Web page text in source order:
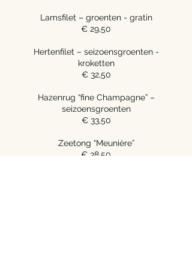
Lamsfilet – groenten - gratin
€ 29,50
Hertenfilet – seizoensgroenten -
kroketten
€ 32,50
Hazenrug “fine Champagne” –
seizoensgroenten
€ 33,50
Zeetong “Meunière”
€ 38,50